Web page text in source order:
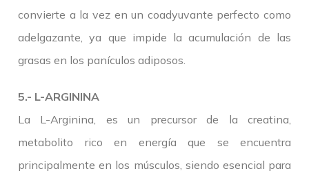
convierte a la vez en un coadyuvante perfecto como
adelgazante, ya que impide la acumulación de las
grasas en los panículos adiposos.
5.- L-ARGININA
La L-Arginina, es un precursor de la creatina,
metabolito rico en energía que se encuentra
principalmente en los músculos, siendo esencial para